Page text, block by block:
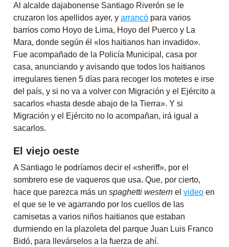
Al alcalde dajabonense Santiago Riverón se le
cruzaron los apellidos ayer, y arrancó para varios
barrios como Hoyo de Lima, Hoyo del Puerco y La
Mara, donde según él «los haitianos han invadido».
Fue acompañado de la Policía Municipal, casa por
casa, anunciando y avisando que todos los haitianos
irregulares tienen 5 días para recoger los motetes e irse
del país, y si no va a volver con Migración y el Ejército a
sacarlos «hasta desde abajo de la Tierra». Y si
Migración y el Ejército no lo acompañan, irá igual a
sacarlos.
El viejo oeste
A Santiago le podríamos decir el «sheriff», por el
sombrero ese de vaqueros que usa. Que, por cierto,
hace que parezca más un spaghetti western el video en
el que se le ve agarrando por los cuellos de las
camisetas a varios niños haitianos que estaban
durmiendo en la plazoleta del parque Juan Luis Franco
Bidó, para llevárselos a la fuerza de ahí.